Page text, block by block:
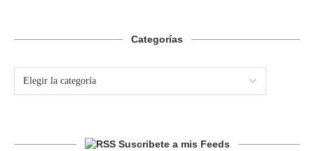
Categorías
Suscribete a mis Feeds